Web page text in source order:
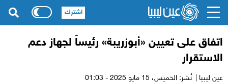
اتفاق على تعيين «أبوزريبة» رئيساً لجهاز دعم
الاستقرار
عين ليبيا | نُشر: الخميس،
اشترك